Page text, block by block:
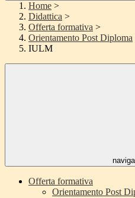
Home >
Didattica >
Offerta formativa >
Orientamento Post Diploma
IULM
Offerta formativa
Orientamento Post